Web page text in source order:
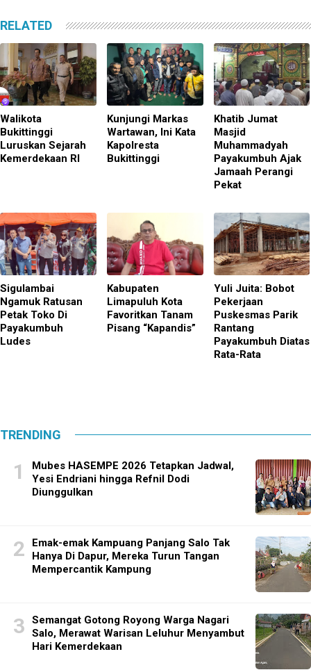
RELATED
Walikota
Bukittinggi
Luruskan Sejarah
Kemerdekaan RI
Kunjungi Markas
Wartawan, Ini Kata
Kapolresta
Bukittinggi
Khatib Jumat
Masjid
Muhammadyah
Payakumbuh Ajak
Jamaah Perangi
Pekat
Sigulambai
Ngamuk Ratusan
Petak Toko Di
Payakumbuh
Ludes
Kabupaten
Limapuluh Kota
Favoritkan Tanam
Pisang “Kapandis”
Yuli Juita: Bobot
Pekerjaan
Puskesmas Parik
Rantang
Payakumbuh Diatas
Rata-Rata
TRENDING
Mubes HASEMPE 2026 Tetapkan Jadwal,
Yesi Endriani hingga Refnil Dodi
Diunggulkan
Emak-emak Kampuang Panjang Salo Tak
Hanya Di Dapur, Mereka Turun Tangan
Mempercantik Kampung
Semangat Gotong Royong Warga Nagari
Salo, Merawat Warisan Leluhur Menyambut
Hari Kemerdekaan